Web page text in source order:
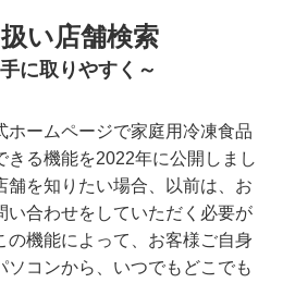
い店舗検索
に取りやすく～
ホームページで家庭用冷凍食品
きる機能を2022年に公開しまし
舗を知りたい場合、以前は、お
い合わせをしていただく必要が
の機能によって、お客様ご自身
ソコンから、いつでもどこでも